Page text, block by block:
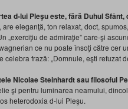
d-lui Pleşu este, fără Duhul
eleganţă, ton relaxat, doct,
„exerciţiu de admiraţie” care-şi
ce nu poate însoţi către cer
frază: „Domnule, eşti refuzat
Nicolae Steinhardtsau filosoful
şi pentru luminarea neamului,
heterodoxia d-lui Pleşu.